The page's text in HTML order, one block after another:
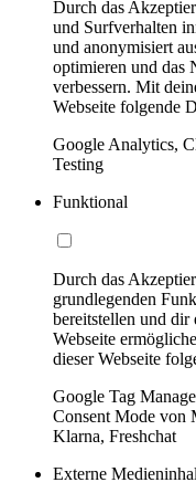
Durch das
und Surfverhalten
und anonymisiert
optimieren und das
verbessern. Mit
Webseite folgende
Google Analytics,
Testing
Funktional
Durch das
grundlegenden
bereitstellen und dir
Webseite
dieser Webseite
Google Tag
Consent Mode von
Klarna, Freshchat
Externe